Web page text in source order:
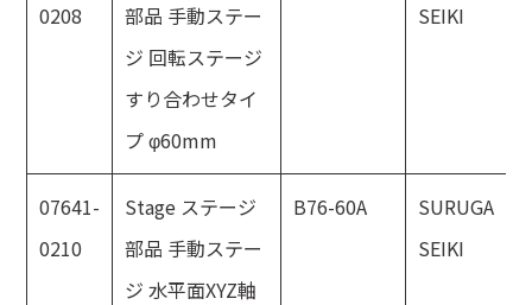
0208
部品 手動ステー
ジ 回転ステージ
すり合わせタイ
プ φ60mm
SEIKI
07641-
0210
Stage ステージ
部品 手動ステー
ジ 水平面XYZ軸
B76-60A
SURUGA
SEIKI